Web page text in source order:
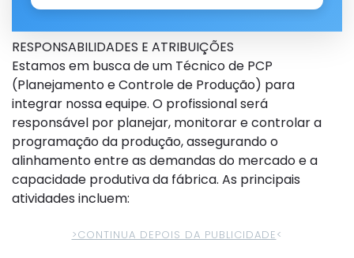
RESPONSABILIDADES E ATRIBUIÇÕES
Estamos em busca de um Técnico de PCP
(Planejamento e Controle de Produção) para
integrar nossa equipe. O profissional será
responsável por planejar, monitorar e controlar a
programação da produção, assegurando o
alinhamento entre as demandas do mercado e a
capacidade produtiva da fábrica. As principais
atividades incluem:
>CONTINUA DEPOIS DA PUBLICIDADE<